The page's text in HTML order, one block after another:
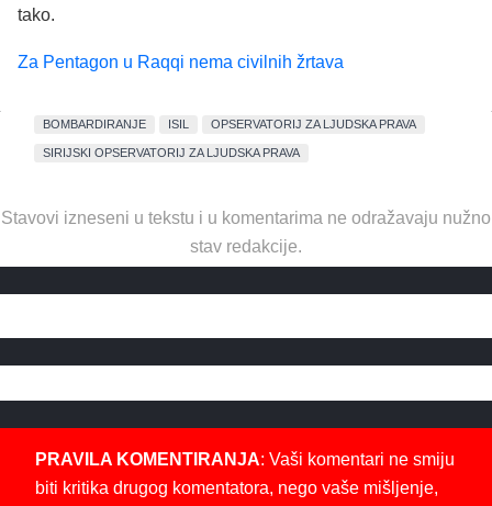
tako.
Za Pentagon u Raqqi nema civilnih žrtava
BOMBARDIRANJE ISIL OPSERVATORIJ ZA LJUDSKA PRAVA
SIRIJSKI OPSERVATORIJ ZA LJUDSKA PRAVA
Stavovi izneseni u tekstu i u komentarima ne odražavaju nužno
stav redakcije.
PRAVILA KOMENTIRANJA: Vaši komentari ne smiju
biti kritika drugog komentatora, nego vaše mišljenje,